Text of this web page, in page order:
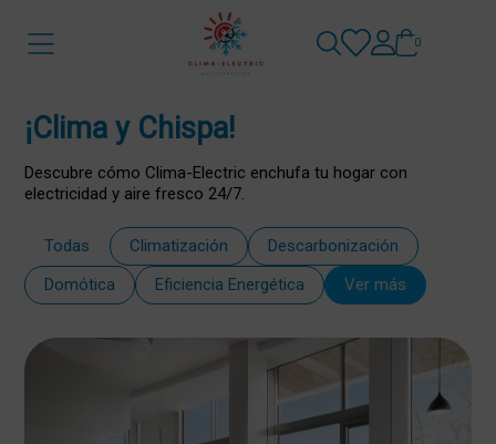
0
¡Clima y Chispa!
Descubre cómo Clima-Electric enchufa tu hogar con
electricidad y aire fresco 24/7.
Todas Climatización
Descarbonización
Domótica
Eficiencia Energética Ver más